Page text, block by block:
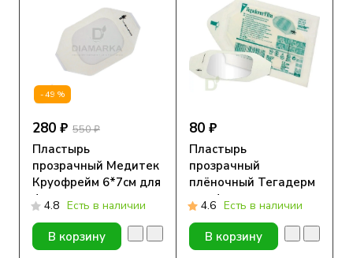
-49%
280 ₽ 550 ₽
Пластырь
прозрачный Медитек
Круофрейм 6*7см для
фиксации сенсоров,
10 шт.
4.8 Есть в наличии
В корзину
80 ₽
Пластырь
прозрачный
плёночный Тегадерм
для фиксации
сенсоров (3M™
Tegaderm Film)
1624W, 6 x 7 см, 1 шт
4.6 Есть в наличии
В корзину